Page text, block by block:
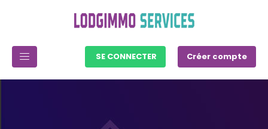
SE CONNECTER Créer compte